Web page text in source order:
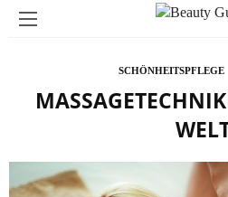
SCHÖNHEITSPFLEGE